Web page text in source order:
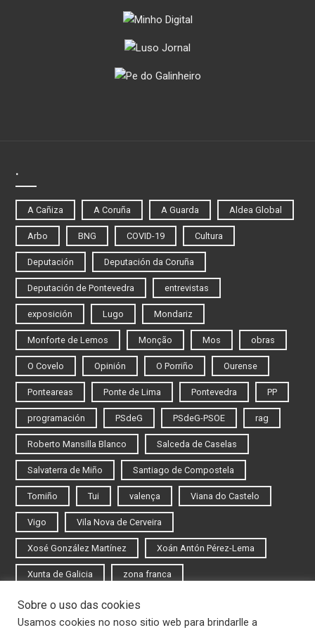
.
A Cañiza A Coruña A Guarda Aldea Global
Arbo BNG COVID-19 Cultura
Deputación Deputación da Coruña
Deputación de Pontevedra entrevistas
exposición Lugo Mondariz
Monforte de Lemos Monção Mos obras
O Covelo Opinión O Porriño Ourense
Ponteareas Ponte de Lima Pontevedra PP
programación PSdeG PSdeG-PSOE rag
Roberto Mansilla Blanco Salceda de Caselas
Salvaterra de Miño Santiago de Compostela
Tomiño Tui valença Viana do Castelo
Vigo Vila Nova de Cerveira
Xosé González Martínez Xoán Antón Pérez-Lema
Xunta de Galicia zona franca
Iniciar sesión
Sobre o uso das cookies
Usamos cookies no noso sitio web para brindarlle a